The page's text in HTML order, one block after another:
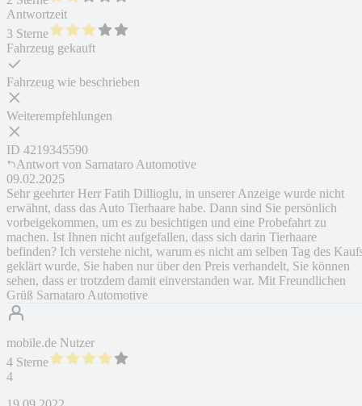
Antwortzeit
3 Sterne
Fahrzeug gekauft
Fahrzeug wie beschrieben
Weiterempfehlungen
ID 4219345590
Antwort von Sarnataro Automotive
09.02.2025
Sehr geehrter Herr Fatih Dillioglu, in unserer Anzeige wurde nicht
erwähnt, dass das Auto Tierhaare habe. Dann sind Sie persönlich
vorbeigekommen, um es zu besichtigen und eine Probefahrt zu
machen. Ist Ihnen nicht aufgefallen, dass sich darin Tierhaare
befinden? Ich verstehe nicht, warum es nicht am selben Tag des
geklärt wurde, Sie haben nur über den Preis verhandelt, Sie können
sehen, dass er trotzdem damit einverstanden war. Mit Freundlichen
Grüß Sarnataro Automotive
mobile.de Nutzer
4 Sterne
4